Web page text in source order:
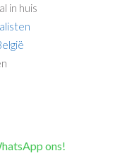
al in huis
ons!